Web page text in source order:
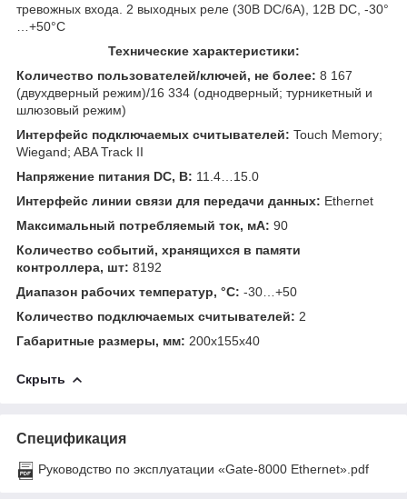
тревожных входа. 2 выходных реле (30В DC/6A), 12В DC, -30°
…+50°C
Технические характеристики:
Количество пользователей/ключей, не более: 8 167
(двухдверный режим)/16 334 (однодверный; турникетный и
шлюзовый режим)
Интерфейс подключаемых считывателей: Touch Memory;
Wiegand; ABA Track II
Напряжение питания DC, В: 11.4…15.0
Интерфейс линии связи для передачи данных: Ethernet
Максимальный потребляемый ток, мА: 90
Количество событий, хранящихся в памяти
контроллера, шт: 8192
Диапазон рабочих температур, °С: -30…+50
Количество подключаемых считывателей: 2
Габаритные размеры, мм: 200х155х40
Скрыть
Спецификация
Руководство по эксплуатации «Gate-8000 Ethernet».pdf